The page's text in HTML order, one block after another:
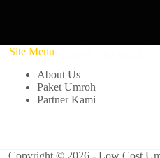
Kabar baiknya, kini sudah…
Site Menu
About Us
Paket Umroh
Partner Kami
Copyright © 2026 - Low Cost